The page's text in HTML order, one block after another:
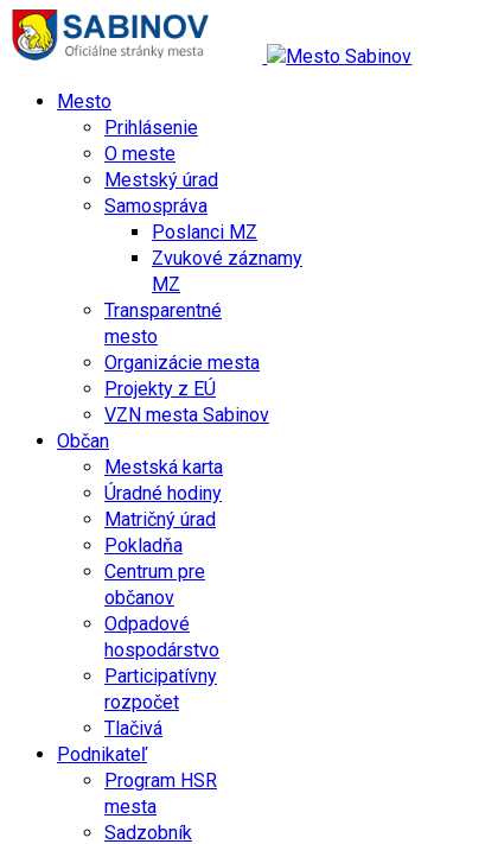
Mesto
Prihlásenie
O meste
Mestský úrad
Samospráva
Poslanci MZ
Zvukové záznamy
MZ
Transparentné
mesto
Organizácie mesta
Projekty z EÚ
VZN mesta Sabinov
Občan
Mestská karta
Úradné hodiny
Matričný úrad
Pokladňa
Centrum pre
občanov
Odpadové
hospodárstvo
Participatívny
rozpočet
Tlačivá
Podnikateľ
Program HSR
mesta
Sadzobník